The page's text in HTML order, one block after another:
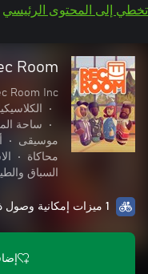
تخطي إلى المحتوى الرئيسي
Room
Room Inc.
•
•
ساحة
موسيقى
•
محاكاة
•
السباق
1 ميزات إمكانية وصول ذوي الاحتياجات الخاصة